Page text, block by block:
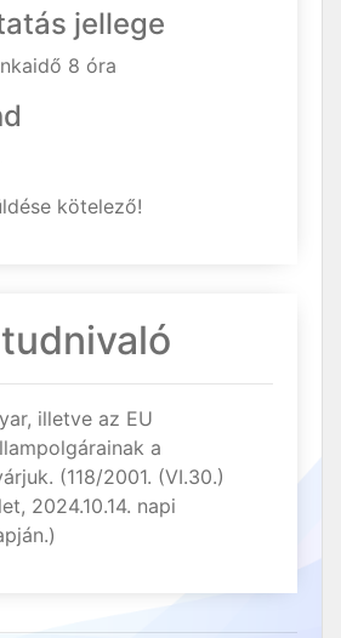
jellege
8 óra
kötelező!
illetve az EU
a
(118/2001. (VI.30.)
2024.10.14. napi